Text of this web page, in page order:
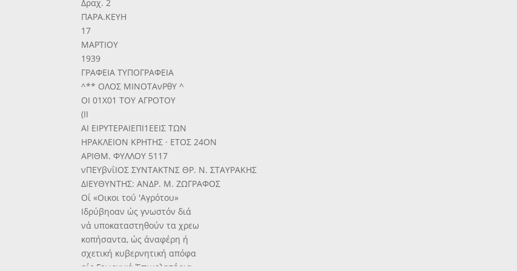
Δραχ. 2
ΠΑΡΑ.ΚΕΥΗ
17
ΜΑΡΤΙΟΥ
1939
ΓΡΑΦΕΙΑ ΤΥΠΟΓΡΑΦΕΙΑ
^** ΟΛΟΣ ΜΙΝΟΤΑνΡθΥ ^
ΟΙ 01X01 ΤΟΥ ΑΓΡΟΤΟΥ
(II
ΑΙ ΕΙΡΥΤΕΡΑΙΕΠΙ1ΕΕΙΣ ΤΩΝ
ΗΡΑΚΛΕΙΟΝ ΚΡΗΤΗΣ · ΕΤΟΣ 24ΟΝ
ΑΡΙΘΜ. ΦΥΛΛΟΥ 5117
νΠΕΥβνΐΙΟΣ ΣΥΝΤΑΚΤΝΣ ΘΡ. Ν. ΣΤΑΥΡΑΚΗΣ
ΔΙΕΥΘΥΝΤΗΣ: ΑΝΔΡ. Μ. ΖΩΓΡΑΦΟΣ
Οί «Οικοι τοΰ 'Αγρότου»
Ιδρύβηοαν ώς γνωστόν διά
νά υποκαταστηθούν τα χρεω
κοπήσαντα, ώς άναφέρη ή
σχετική κυβερνητική απόφα
αίς Γεωργικά Έπιμελητήρια.